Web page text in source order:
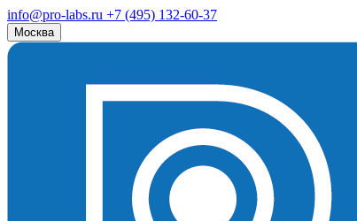
info@pro-labs.ru +7 (495) 132-60-37
Москва